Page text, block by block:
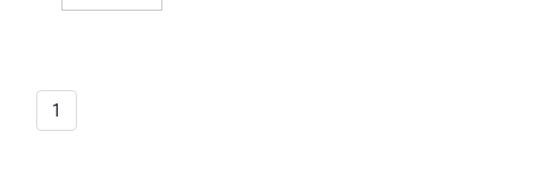
International.
1